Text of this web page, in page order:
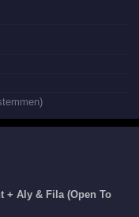
+ Aly & Fila (Open To